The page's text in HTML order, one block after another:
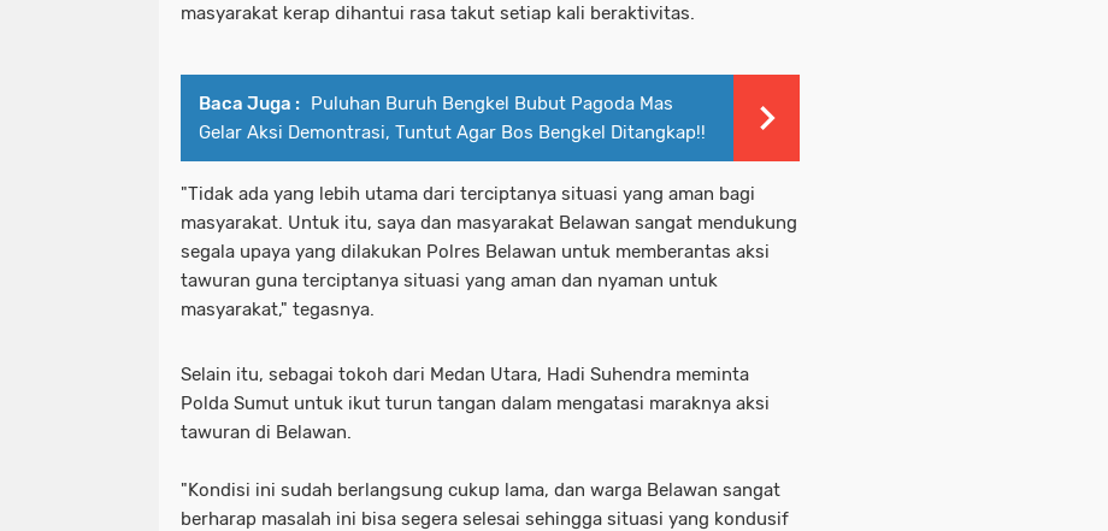
masyarakat kerap dihantui rasa takut setiap kali beraktivitas.
Baca Juga : Puluhan Buruh Bengkel Bubut Pagoda Mas
Gelar Aksi Demontrasi, Tuntut Agar Bos Bengkel Ditangkap!!
"Tidak ada yang lebih utama dari terciptanya situasi yang aman bagi
masyarakat. Untuk itu, saya dan masyarakat Belawan sangat mendukung
segala upaya yang dilakukan Polres Belawan untuk memberantas aksi
tawuran guna terciptanya situasi yang aman dan nyaman untuk
masyarakat," tegasnya.
Selain itu, sebagai tokoh dari Medan Utara, Hadi Suhendra meminta
Polda Sumut untuk ikut turun tangan dalam mengatasi maraknya aksi
tawuran di Belawan.
"Kondisi ini sudah berlangsung cukup lama, dan warga Belawan sangat
berharap masalah ini bisa segera selesai sehingga situasi yang kondusif